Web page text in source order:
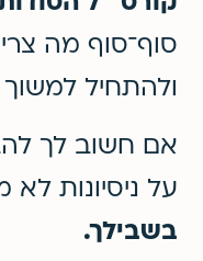
סוף־סוף מה
ולהתחיל
אם חשוב לך
על ניסיונות
בשבילך.